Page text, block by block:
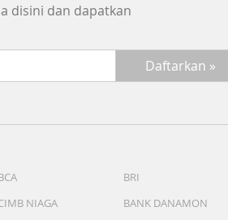
disini dan dapatkan
BRI
NIAGA
BANK DANAMON